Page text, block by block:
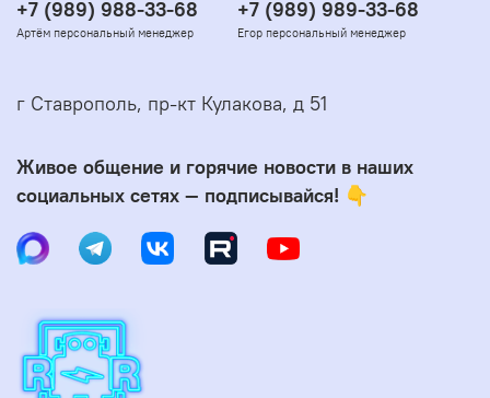
+7 (989) 988-33-68
Артём персональный менеджер
+7 (989) 989-33-68
Егор персональный менеджер
г Ставрополь, пр-кт Кулакова, д 51
Живое общение и горячие новости в наших
социальных сетях — подписывайся! 👇